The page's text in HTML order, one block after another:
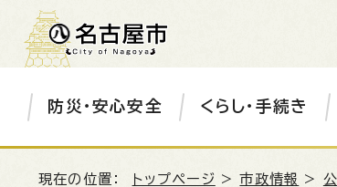
防災・安心安全 くらし・手続き
現在の位置： トップページ >市政情報 >